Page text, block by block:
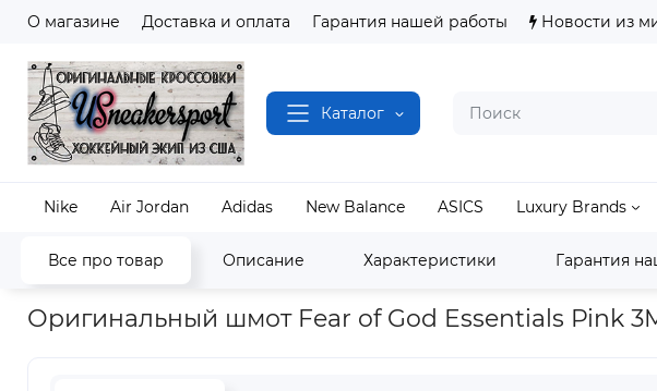
О магазине Доставка и оплата Гарантия нашей работы Новости из
Каталог
Nike Air Jordan Adidas New Balance ASICS Luxury Brands
Все про товар Описание Характеристики Гарантия
Наш магазин Одежда и Аксессуары Fear of God Essentials Pink 3M
Оригинальный шмот Fear of God Essentials Pink